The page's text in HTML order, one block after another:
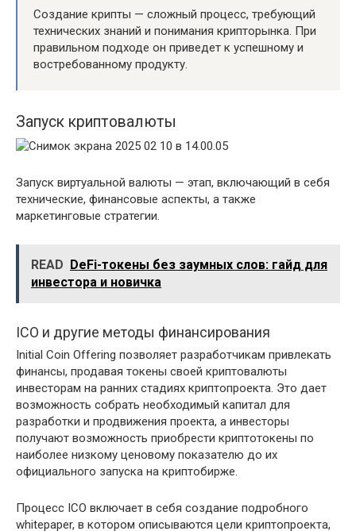
Создание крипты — сложный процесс, требующий
технических знаний и понимания крипторынка. При
правильном подходе он приведет к успешному и
востребованному продукту.
Запуск криптовалюты
Запуск виртуальной валюты — этап, включающий в себя
технические, финансовые аспекты, а также
маркетинговые стратегии.
READ DeFi-токены без заумных слов: гайд для
инвестора и новичка
ICO и другие методы финансирования
Initial Coin Offering позволяет разработчикам привлекать
финансы, продавая токены своей криптовалюты
инвесторам на ранних стадиях криптопроекта. Это дает
возможность собрать необходимый капитал для
разработки и продвижения проекта, а инвесторы
получают возможность приобрести криптотокены по
наиболее низкому ценовому показателю до их
официального запуска на криптобирже.
Процесс ICO включает в себя создание подробного
whitepaper, в котором описываются цели криптопроекта,